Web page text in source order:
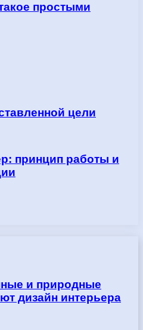
простыми
цели
принцип работы и
и природные
дизайн интерьера